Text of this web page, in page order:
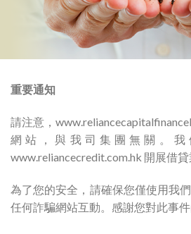
重要通知
請注意，
網站，與我司集團無關。
www.reliancecredit.com.hk 開展借貸
為了您的安全，請確保您僅使用我
任何詐騙網站互動。感謝您對此事件